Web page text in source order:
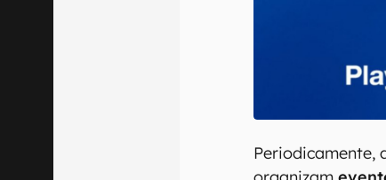
Periodicamente,